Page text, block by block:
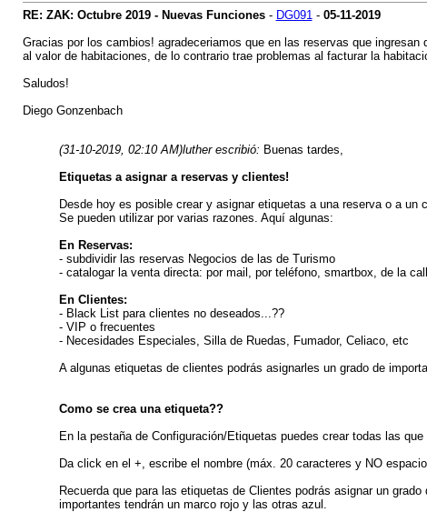
RE: ZAK: Octubre 2019 - Nuevas Funciones- DG091- 05-11-2019
Gracias por los cambios! agradeceriamos que en las reservas que
al valor de habitaciones, de lo contrario trae problemas al facturar la
Saludos!
Diego Gonzenbach
(31-10-2019, 02:10 AM)luther escribió: Buenas tardes,
Etiquetas a asignar a reservas y clientes!
Desde hoy es posible crear y asignar etiquetas a una reserva o a un
Se pueden utilizar por varias razones. Aquí algunas:
En Reservas:
- subdividir las reservas Negocios de las de Turismo
- catalogar la venta directa: por mail, por teléfono, smartbox, de la
En Clientes:
- Black List para clientes no deseados...??
- VIP o frecuentes
- Necesidades Especiales, Silla de Ruedas, Fumador, Celiaco, etc
A algunas etiquetas de clientes podrás asignarles un grado de
Como se crea una etiqueta??
En la pestaña de Configuración/Etiquetas puedes crear todas las que
Da click en el +, escribe el nombre (máx. 20 caracteres y NO
Recuerda que para las etiquetas de Clientes podrás asignar un
importantes tendrán un marco rojo y las otras azul.